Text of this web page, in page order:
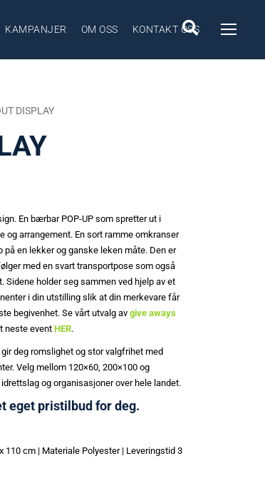
KAMPANJER OM OSS KONTAKT OSS
DISPLAY
En bærbar POP-UP som spretter ut i
og arrangement. En sort ramme omkranser
en lekker og ganske leken måte. Den er
med en svart transportpose som også
holder seg sammen ved hjelp av et
i din utstilling slik at din merkevare får
begivenhet. Se vårt utvalg avgive aways
neste eventHER.
deg romslighet og stor valgfrihet med
Velg mellom 120×60, 200×100 og
og organisasjoner over hele landet.
eget pristilbud for deg.
110 cm | Materiale Polyester | Leveringstid 3